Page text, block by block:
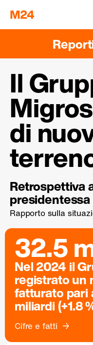
Il
di
Retrospettiva
Rapporto sulla
32.5
Nel 2024 il
registrato un
fatturato pari
miliardi (+1.8
Cifre e fatti